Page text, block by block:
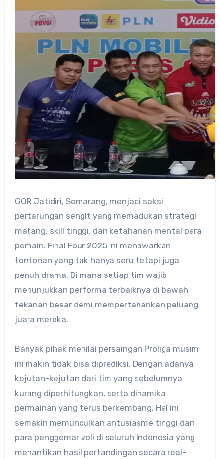
GOR Jatidiri, Semarang, menjadi saksi
pertarungan sengit yang memadukan strategi
matang, skill tinggi, dan ketahanan mental para
pemain. Final Four 2025 ini menawarkan
tontonan yang tak hanya seru tetapi juga
penuh drama. Di mana setiap tim wajib
menunjukkan performa terbaiknya di bawah
tekanan besar demi mempertahankan peluang
juara mereka.
Banyak pihak menilai persaingan Proliga musim
ini makin tidak bisa diprediksi. Dengan adanya
kejutan-kejutan dari tim yang sebelumnya
kurang diperhitungkan, serta dinamika
permainan yang terus berkembang. Hal ini
semakin memunculkan antusiasme tinggi dari
para penggemar voli di seluruh Indonesia yang
menantikan hasil pertandingan secara real-